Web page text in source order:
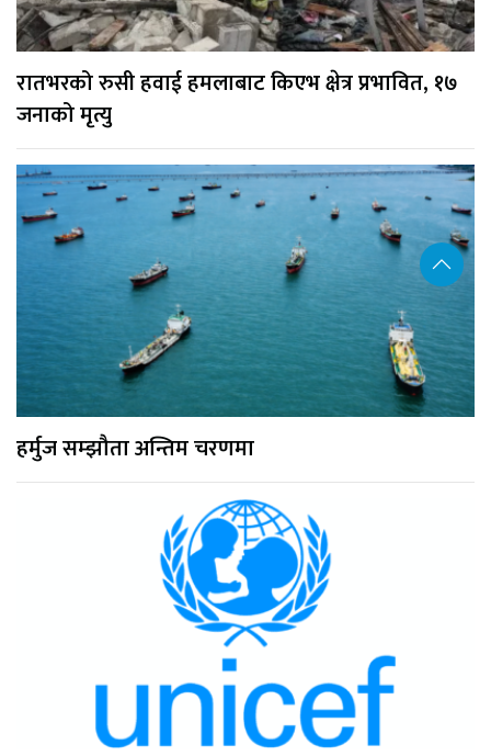
रातभरको रुसी हवाई हमलाबाट किएभ क्षेत्र प्रभावित, १७
जनाको मृत्यु
हर्मुज सम्झौता अन्तिम चरणमा